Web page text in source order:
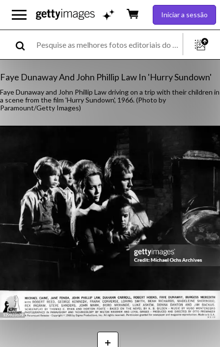
Iniciar a sessão
Faye Dunaway And John Phillip Law In 'Hurry Sundown'
Faye Dunaway and John Phillip Law driving on a trip with their children in
a scene from the film 'Hurry Sundown', 1966. (Photo by
Paramount/Getty Images)